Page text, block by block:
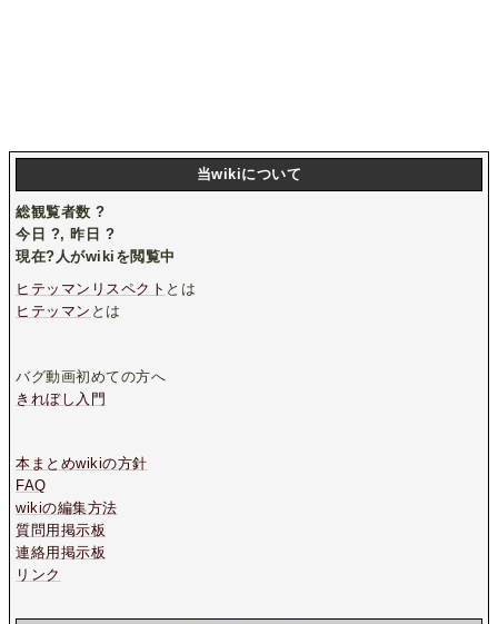
当wikiについて
総観覧者数?
今日 ?, 昨日 ?
現在?人がwikiを閲覧中
ヒテッマンリスペクト とは
ヒテッマン とは
バグ動画初めての方へ
きれぼし入門
本まとめwikiの方針
FAQ
wikiの編集方法
質問用掲示板
連絡用掲示板
リンク